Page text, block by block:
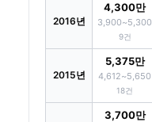
2016년
4,300만
3,900~5,300
9건
2015년
5,375만
4,612~5,650
18건
3,700만